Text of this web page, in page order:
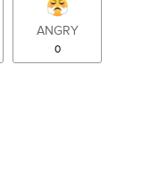
ANGRY
0